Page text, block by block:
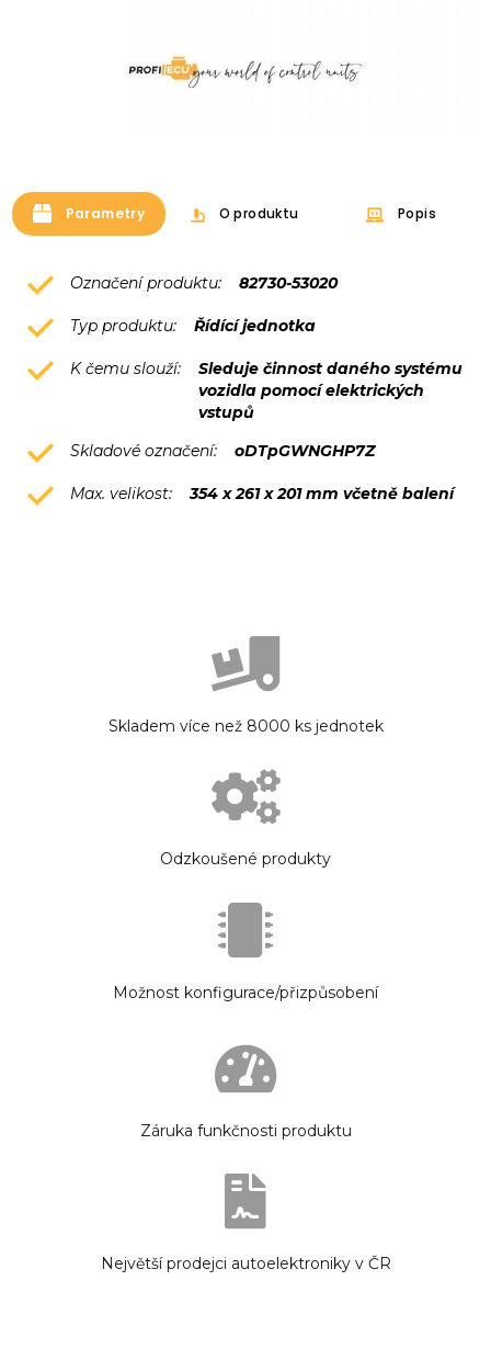
Parametry O produktu Popis
Označení produktu: 82730-53020
Typ produktu: Řídící jednotka
K čemu slouží:
Sleduje činnost daného systému
vozidla pomocí elektrických
vstupů
Skladové označení:
oDTpGWNGHP7Z
Max. velikost: 354 x 261 x 201 mm včetně balení
Skladem více než 8000 ks jednotek
Odzkoušené produkty
Možnost konfigurace/přizpůsobení
Záruka funkčnosti produktu
Největší prodejci autoelektroniky v ČR